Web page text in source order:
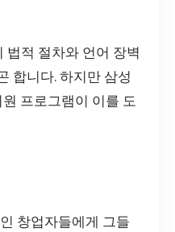
법적 절차와 언어 장벽
합니다. 하지만 삼성
프로그램이 이를 도
창업자들에게 그들